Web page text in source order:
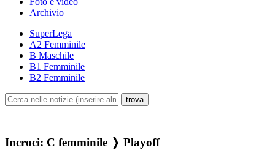
Archivio
SuperLega
A2 Femminile
B Maschile
B1 Femminile
B2 Femminile
Incroci: C femminile ❭ Playoff